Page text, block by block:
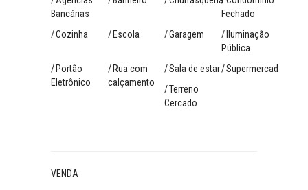
Bancárias
Fechado
Cozinha
Escola Garagem
Iluminação
Pública
Portão
Eletrônico
Rua com
calçamento
Sala de estar Supermercado
Terreno
Cercado
VENDA